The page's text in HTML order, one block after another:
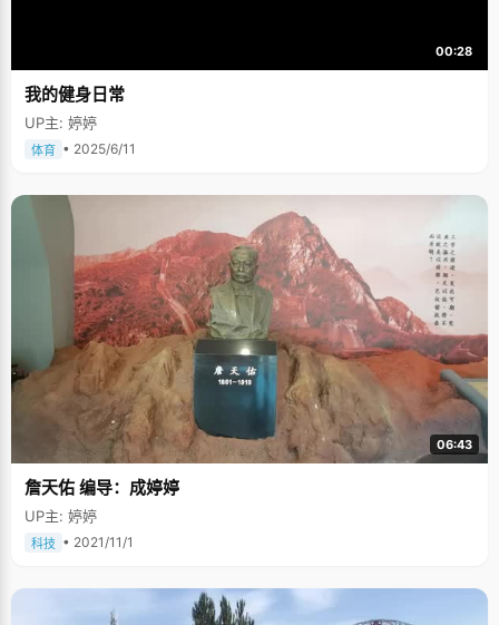
00:28
我的健身日常
UP主: 婷婷
体育 • 2025/6/11
06:43
詹天佑 编导：成婷婷
UP主: 婷婷
科技 • 2021/11/1